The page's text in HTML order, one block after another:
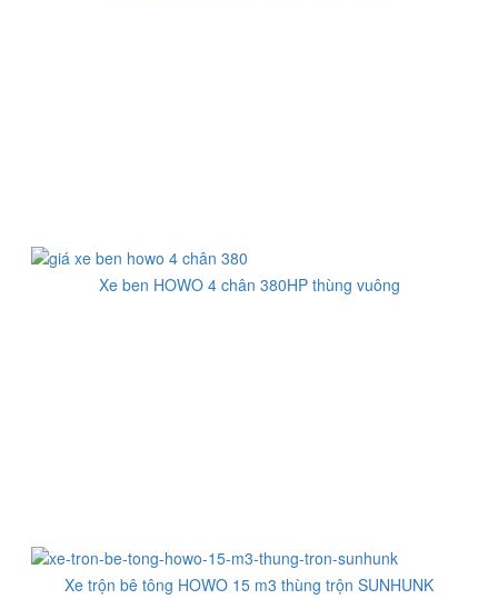
Xe ben HOWO 4 chân 380HP thùng vuông
Xe trộn bê tông HOWO 15 m3 thùng trộn SUNHUNK